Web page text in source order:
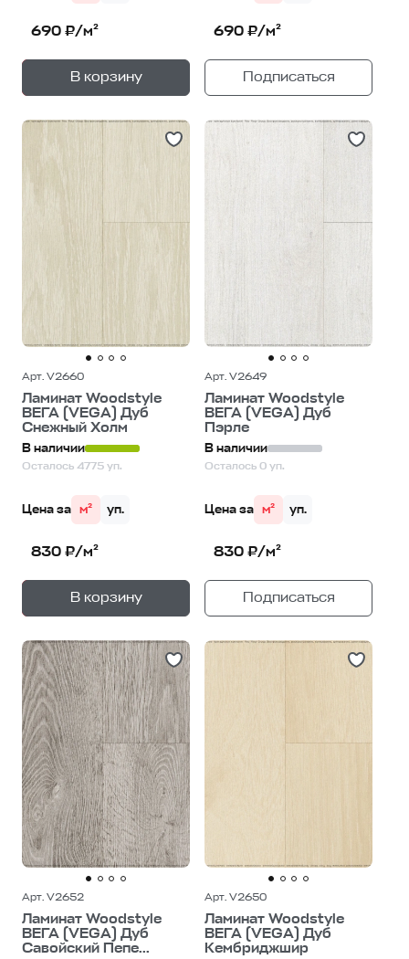
690 ₽/м²
В корзину
— 1уп.
690 ₽/м²
Подписаться
Арт. V2660
Ламинат Woodstyle
ВЕГА (VEGA) Дуб
Снежный Холм
В наличии
Осталось 4775 уп.
Цена за м² уп.
830 ₽/м²
В корзину
— 1уп.
Арт. V2649
Ламинат Woodstyle
ВЕГА (VEGA) Дуб
Пэрле
В наличии
Осталось 0 уп.
Цена за м² уп.
830 ₽/м²
Подписаться
Арт. V2652
Ламинат Woodstyle
ВЕГА (VEGA) Дуб
Савойский Пепе...
Арт. V2650
Ламинат Woodstyle
ВЕГА (VEGA) Дуб
Кембриджшир